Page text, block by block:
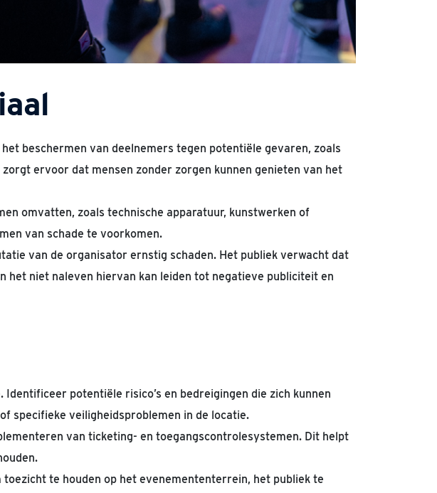
beschermen van deelnemers tegen potentiële gevaren, zoals
ervoor dat mensen zonder zorgen kunnen genieten van het
omvatten, zoals technische apparatuur, kunstwerken of
van schade te voorkomen.
van de organisator ernstig schaden. Het publiek verwacht dat
niet naleven hiervan kan leiden tot negatieve publiciteit en
potentiële risico’s en bedreigingen die zich kunnen
specifieke veiligheidsproblemen in de locatie.
van ticketing- en toegangscontrolesystemen. Dit helpt
te houden op het evenemententerrein, het publiek te